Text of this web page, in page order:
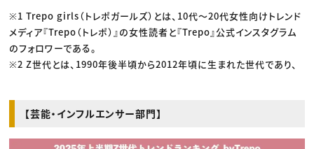
※1 Trepo girls（トレポガールズ）とは、10代〜20代女性向けトレンド
メディア『Trepo（トレポ）』の女性読者と『Trepo』公式インスタグラム
のフォロワーである。
※2 Z世代とは、1990年後半頃から2012年頃に生まれた世代であり、
【芸能・インフルエンサー部門】